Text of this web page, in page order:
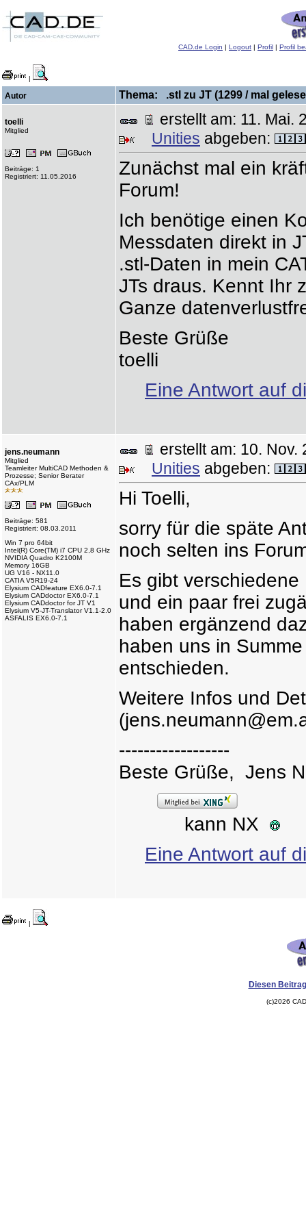
CAD.de Login | Logout | Profil | Profil
|
Autor Thema: .stl zu JT (1299 / mal
toelli
Mitglied
Beiträge: 1
Registriert: 11.05.2016
erstellt am: 11.
Unities abgeben:
Zunächst mal ein
Forum!
Ich benötige einen
Messdaten direkt in
.stl-Daten in mein
JTs draus. Kennt Ihr
Ganze
Beste Grüße
toelli
Eine Antwort auf
jens.neumann
Mitglied
Teamleiter MultiCAD Methoden &
Prozesse; Senior Berater
CAx/PLM
Beiträge: 581
Registriert: 08.03.2011
Win 7 pro 64bit
Intel(R) Core(TM) i7 CPU 2,8 GHz
NVIDIA Quadro K2100M
Memory 16GB
UG V16 - NX11.0
CATIA V5R19-24
Elysium CADfeature EX6.0-7.1
Elysium CADdoctor EX6.0-7.1
Elysium CADdoctor for JT V1
Elysium V5-JT-Translator V1.1-2.0
ASFALIS EX6.0-7.1
erstellt am: 10.
Unities abgeben:
Hi Toelli,
sorry für die späte
noch selten ins
Es gibt
und ein paar frei
haben ergänzend
haben uns in
entschieden.
Weitere Infos und
------------------
Beste Grüße, Jens
kann NX
Eine Antwort auf
|
Diesen
(c)2026